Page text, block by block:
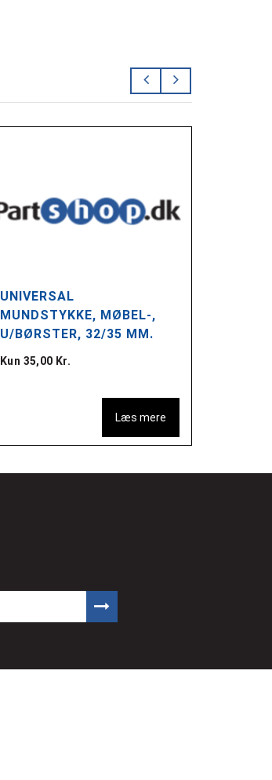
UNIVERSAL
MUNDSTYKKE, MØBEL-,
U/BØRSTER, 32/35 MM.
Kun 35,00 Kr.
Læs mere